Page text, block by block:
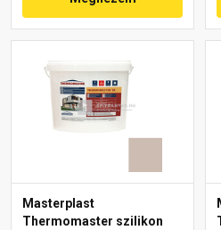
Masterplast
Thermomaster szilikon